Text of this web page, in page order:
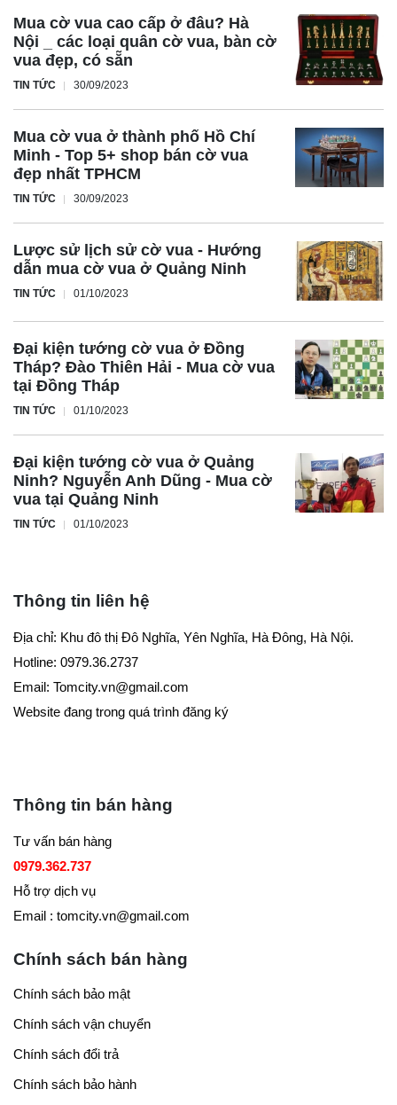
Mua cờ vua cao cấp ở đâu? Hà
Nội _ các loại quân cờ vua, bàn cờ
vua đẹp, có sẵn
TIN TỨC 30/09/2023
Mua cờ vua ở thành phố Hồ Chí
Minh - Top 5+ shop bán cờ vua
đẹp nhất TPHCM
TIN TỨC 30/09/2023
Lược sử lịch sử cờ vua - Hướng
dẫn mua cờ vua ở Quảng Ninh
TIN TỨC 01/10/2023
Đại kiện tướng cờ vua ở Đồng
Tháp? Đào Thiên Hải - Mua cờ vua
tại Đồng Tháp
TIN TỨC 01/10/2023
Đại kiện tướng cờ vua ở Quảng
Ninh? Nguyễn Anh Dũng - Mua cờ
vua tại Quảng Ninh
TIN TỨC 01/10/2023
Thông tin liên hệ
Địa chỉ: Khu đô thị Đô Nghĩa, Yên Nghĩa, Hà Đông, Hà Nội.
Hotline: 0979.36.2737
Email: Tomcity.vn@gmail.com
Website đang trong quá trình đăng ký
Thông tin bán hàng
Tư vấn bán hàng
0979.362.737
Hỗ trợ dịch vụ
Email : tomcity.vn@gmail.com
Chính sách bán hàng
Chính sách bảo mật
Chính sách vận chuyển
Chính sách đổi trả
Chính sách bảo hành